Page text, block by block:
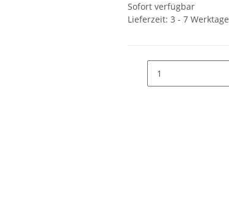
Sofort verfügbar
Lieferzeit: 3 - 7 Werktage